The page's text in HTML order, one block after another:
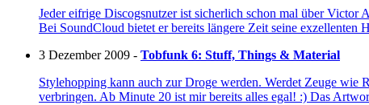
Jeder eifrige Discogsnutzer ist sicherlich schon mal über Victor
Bei SoundCloud bietet er bereits längere Zeit seine
3 Dezember 2009 - Tobfunk 6: Stuff, Things & Material
Stylehopping kann auch zur Droge werden. Werdet Zeuge wie
verbringen. Ab Minute 20 ist mir bereits alles egal! :) Das